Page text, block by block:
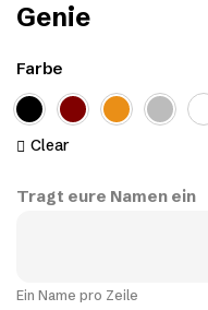
Genie
Farbe
Clear
Tragt eure Namen ein
Ein Name pro Zeile